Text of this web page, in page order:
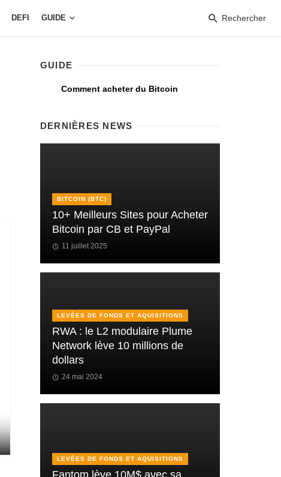
DEFI GUIDE Rechercher
GUIDE
Comment acheter du Bitcoin
DERNIÈRES NEWS
BITCOIN (BTC)
10+ Meilleurs Sites pour Acheter
Bitcoin par CB et PayPal
11 juillet 2025
LEVÉES DE FONDS ET AQUISITIONS
RWA : le L2 modulaire Plume
Network lève 10 millions de
dollars
24 mai 2024
LEVÉES DE FONDS ET AQUISITIONS